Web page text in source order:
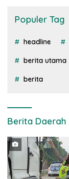
Populer Tag
headline
berita utama
berita
Berita Daerah